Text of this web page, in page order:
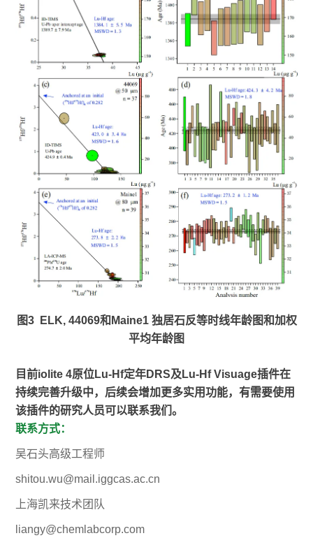
图3 ELK, 44069和Maine1 独居石反等时线年龄图和加权
平均年龄图
目前iolite 4原位Lu-Hf定年DRS及Lu-Hf Visuage插件在
持续完善升级中，后续会增加更多实用功能，有需要使用
该插件的研究人员可以联系我们。
联系方式：
吴石头高级工程师
shitou.wu@mail.iggcas.ac.cn
上海凯来技术团队
liangy@chemlabcorp.com